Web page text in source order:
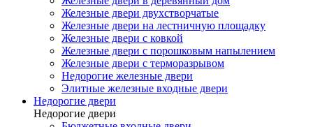
Железные двери двухстворчатые
Железные двери на лестничную площадку
Железные двери с ковкой
Железные двери с порошковым напылением
Железные двери с терморазрывом
Недорогие железные двери
Элитные железные входные двери
Недорогие двери
Недорогие двери